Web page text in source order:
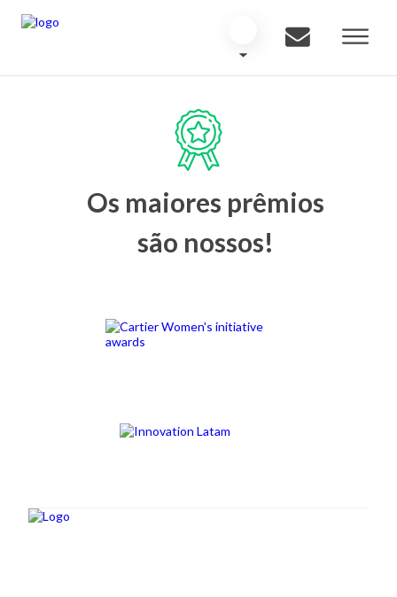
Os maiores prêmios
são nossos!